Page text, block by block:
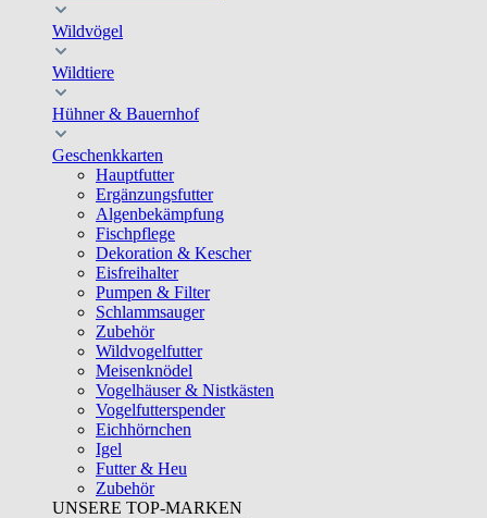
Wildvögel
Wildtiere
Hühner & Bauernhof
Geschenkkarten
Hauptfutter
Ergänzungsfutter
Algenbekämpfung
Fischpflege
Dekoration & Kescher
Eisfreihalter
Pumpen & Filter
Schlammsauger
Zubehör
Wildvogelfutter
Meisenknödel
Vogelhäuser & Nistkästen
Vogelfutterspender
Eichhörnchen
Igel
Futter & Heu
Zubehör
UNSERE TOP-MARKEN